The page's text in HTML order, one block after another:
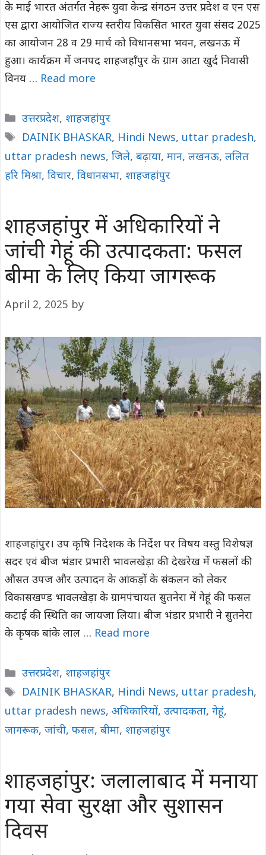
के माई भारत अंतर्गत नेहरू युवा केन्द्र संगठन उत्तर प्रदेश व एन एस
एस द्वारा आयोजित राज्य स्तरीय विकसित भारत युवा संसद 2025
का आयोजन 28 व 29 मार्च को विधानसभा भवन, लखनऊ में
हुआ। कार्यक्रम में जनपद शाहजहाँपुर के ग्राम आटा खुर्द निवासी
विनय … Read more
Categories
उत्तरप्रदेश, शाहजहांपुर
Tags
DAINIK BHASKAR, Hindi News, uttar pradesh,
uttar pradesh news, जिले, बढ़ाया, मान, लखनऊ, ललित
हरि मिश्रा, विचार, विधानसभा, शाहजहांपुर
शाहजहांपुर में अधिकारियों ने
जांची गेहूं की उत्पादकता: फसल
बीमा के लिए किया जागरूक
April 2, 2025 by
शाहजहांपुर। उप कृषि निदेशक के निर्देश पर विषय वस्तु विशेषज्ञ
सदर एवं बीज भंडार प्रभारी भावलखेड़ा की देखरेख में फसलों की
औसत उपज और उत्पादन के आंकड़ों के संकलन को लेकर
विकासखण्ड भावलखेड़ा के ग्रामपंचायत सुतनेरा में गेहूं की फसल
कटाई की स्थिति का जायजा लिया। बीज भंडार प्रभारी ने सुतनेरा
के कृषक बांके लाल … Read more
Categories
उत्तरप्रदेश, शाहजहांपुर
Tags
DAINIK BHASKAR, Hindi News, uttar pradesh,
uttar pradesh news, अधिकारियों, उत्पादकता, गेहूं,
जागरूक, जांची, फसल, बीमा, शाहजहांपुर
शाहजहांपुर: जलालाबाद में मनाया
गया सेवा सुरक्षा और सुशासन
दिवस